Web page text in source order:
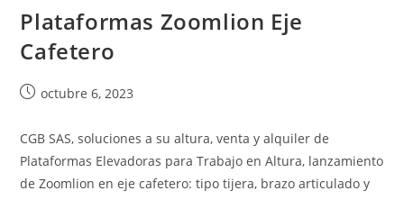
Plataformas Zoomlion Eje
Cafetero
octubre 6, 2023
CGB SAS, soluciones a su altura, venta y alquiler de
Plataformas Elevadoras para Trabajo en Altura, lanzamiento
de Zoomlion en eje cafetero: tipo tijera, brazo articulado y